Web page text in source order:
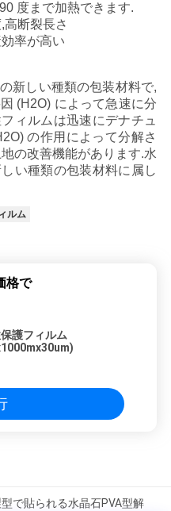
度まで加熱できます.
断裂長さ
率が高い
新しい種類の包装材料で,
(H2O) によって急速に分
ィルムは迅速にデナチュ
の作用によって分解さ
の改善機能があります.水
い種類の包装材料に属し
ルム
格で
護フィルム
で貼られる水晶石PVA型解